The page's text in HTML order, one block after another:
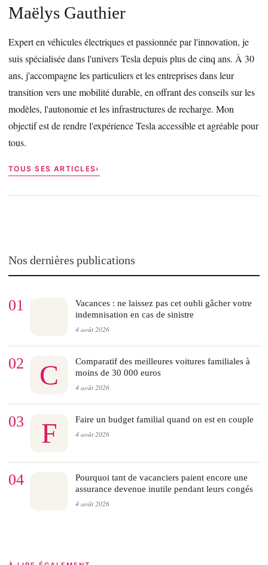
Maëlys Gauthier
Expert en véhicules électriques et passionnée par l'innovation, je
suis spécialisée dans l'univers Tesla depuis plus de cinq ans. À 30
ans, j'accompagne les particuliers et les entreprises dans leur
transition vers une mobilité durable, en offrant des conseils sur les
modèles, l'autonomie et les infrastructures de recharge. Mon
objectif est de rendre l'expérience Tesla accessible et agréable pour
tous.
TOUS SES ARTICLES
Nos dernières publications
01
Vacances : ne laissez pas cet oubli gâcher votre
indemnisation en cas de sinistre
4 août 2026
02 C
Comparatif des meilleures voitures familiales à
moins de 30 000 euros
4 août 2026
03 F Faire un budget familial quand on est en couple
4 août 2026
04
Pourquoi tant de vacanciers paient encore une
assurance devenue inutile pendant leurs congés
4 août 2026